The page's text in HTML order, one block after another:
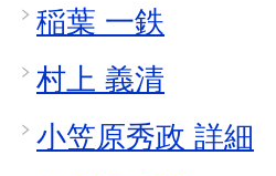
稲葉 一鉄
村上 義清
小笠原秀政 詳細